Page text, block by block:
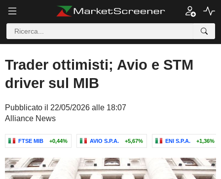
Trader ottimisti; Avio e STM
driver sul MIB
Pubblicato il 22/05/2026 alle 18:07
Alliance News
FTSE MIB +0,44% AVIO S.P.A. +5,67% ENI S.P.A. +1,36%